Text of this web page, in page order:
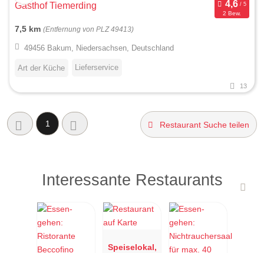
Gasthof Tiemerding
2 Bew.
7,5 km (Entfernung von PLZ 49413)
49456 Bakum, Niedersachsen, Deutschland
Art der Küche Lieferservice
13
1 Restaurant Suche teilen
Interessante Restaurants
Speiselokal,